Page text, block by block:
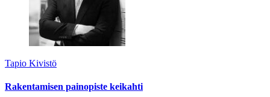
Tapio Kivistö
Rakentamisen painopiste keikahti